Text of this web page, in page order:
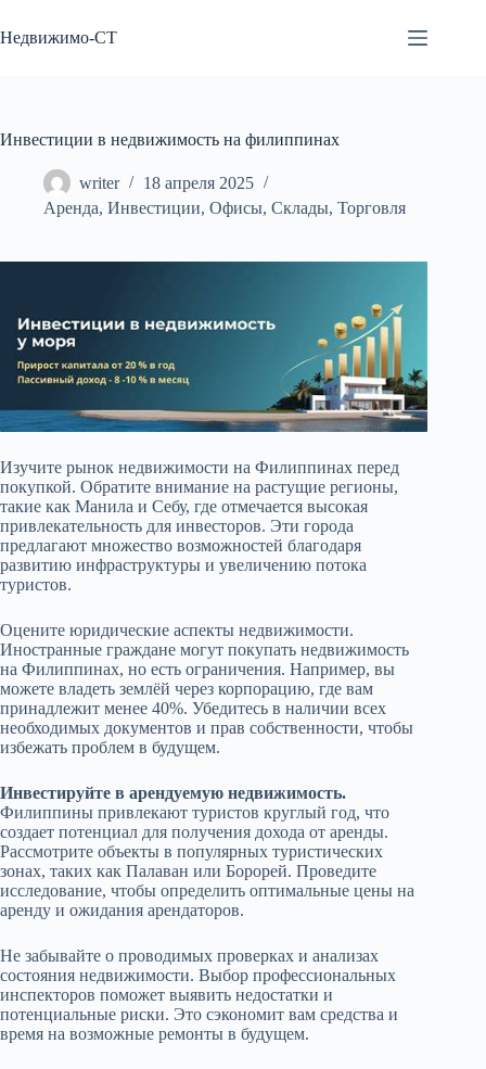
к
сути
Недвижимо-СТ
Инвестиции в недвижимость на филиппинах
writer
18 апреля 2025
Аренда, Инвестиции, Офисы, Склады, Торговля
Изучите рынок недвижимости на Филиппинах перед
покупкой. Обратите внимание на растущие регионы,
такие как Манила и Себу, где отмечается высокая
привлекательность для инвесторов. Эти города
предлагают множество возможностей благодаря
развитию инфраструктуры и увеличению потока
туристов.
Оцените юридические аспекты недвижимости.
Иностранные граждане могут покупать недвижимость
на Филиппинах, но есть ограничения. Например, вы
можете владеть землёй через корпорацию, где вам
принадлежит менее 40%. Убедитесь в наличии всех
необходимых документов и прав собственности, чтобы
избежать проблем в будущем.
Инвестируйте в арендуемую недвижимость.
Филиппины привлекают туристов круглый год, что
создает потенциал для получения дохода от аренды.
Рассмотрите объекты в популярных туристических
зонах, таких как Палаван или Борорей. Проведите
исследование, чтобы определить оптимальные цены на
аренду и ожидания арендаторов.
Не забывайте о проводимых проверках и анализах
состояния недвижимости. Выбор профессиональных
инспекторов поможет выявить недостатки и
потенциальные риски. Это сэкономит вам средства и
время на возможные ремонты в будущем.